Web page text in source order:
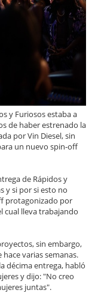
y Furiosos estaba a
de haber estrenado la
por Vin Diesel, sin
un nuevo spin-off
de Rápidos y
y si por si esto no
protagonizado por
cual lleva trabajando
sin embargo,
varias semanas.
décima entrega, habló
y dijo: "No creo
juntas".